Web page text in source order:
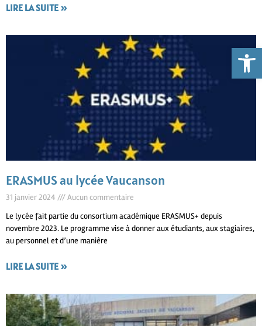
Ouvrir
LIRE LA SUITE »
ERASMUS au lycée Vaucanson
31 janvier 2024
Aucun commentaire
Le lycée fait partie du consortium académique ERASMUS+ depuis
novembre 2023. Le programme vise à donner aux étudiants, aux stagiaires,
au personnel et d’une manière
LIRE LA SUITE »